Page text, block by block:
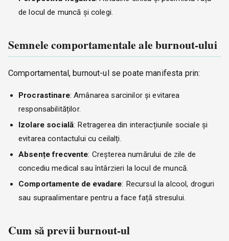
de locul de muncă și colegi.
Semnele comportamentale ale burnout-ului
Comportamental, burnout-ul se poate manifesta prin:
Procrastinare: Amânarea sarcinilor și evitarea
responsabilităților.
Izolare socială: Retragerea din interacțiunile sociale și
evitarea contactului cu ceilalți.
Absențe frecvente: Creșterea numărului de zile de
concediu medical sau întârzieri la locul de muncă.
Comportamente de evadare: Recursul la alcool, droguri
sau supraalimentare pentru a face față stresului.
Cum să previi burnout-ul